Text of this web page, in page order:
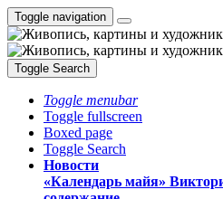
Toggle navigation
Toggle Search
Toggle menubar
Toggle fullscreen
Boxed page
Toggle Search
Новости
«Календарь майя»